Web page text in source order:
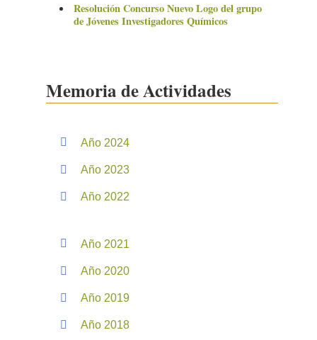
Resolución Concurso Nuevo Logo del grupo
de Jóvenes Investigadores Químicos
Memoria de Actividades
Año 2024
Año 2023
Año 2022
Año 2021
Año 2020
Año 2019
Año 2018